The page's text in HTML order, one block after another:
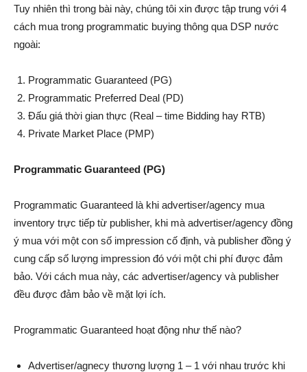
Tuy nhiên thì trong bài này, chúng tôi xin được tập trung với 4
cách mua trong programmatic buying thông qua DSP nước
ngoài:
Programmatic Guaranteed (PG)
Programmatic Preferred Deal (PD)
Đấu giá thời gian thực (Real – time Bidding hay RTB)
Private Market Place (PMP)
Programmatic Guaranteed (PG)
Programmatic Guaranteed là khi advertiser/agency mua
inventory trực tiếp từ publisher, khi mà advertiser/agency đồng
ý mua với một con số impression cố định, và publisher đồng ý
cung cấp số lượng impression đó với một chi phí được đảm
bảo. Với cách mua này, các advertiser/agency và publisher
đều được đảm bảo về mặt lợi ích.
Programmatic Guaranteed hoạt động như thế nào?
Advertiser/agnecy thương lượng 1 – 1 với nhau trước khi